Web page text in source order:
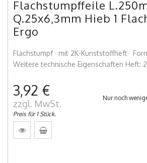
Flachstumpffeile
Q.25x6,3mm Hieb 1
Ergo
Flachstumpf · mit 2K-Kunststoffheft ·
Weitere technische Eigenschaften Heft:
3,92 €
zzgl. MwSt.
Preis für 1 Stück.
Nur noch